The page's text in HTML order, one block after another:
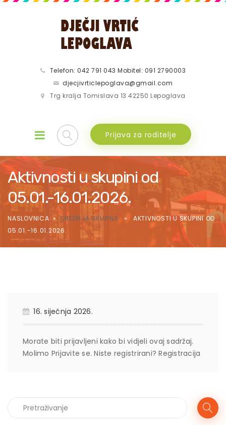
Telefon: 042 791 043 Mobitel: 091 2790003
djecjivrticlepoglava@gmail.com
Trg kralja Tomislava 13 42250 Lepoglava
Prijava za roditelje
Aktivnosti u skupini od
05.01.-16.01.2026.
NASLOVNICA»SREDNJA SKUPINA» AKTIVNOSTI U SKUPINI OD
05.01.-16.01.2026.
16. siječnja 2026.
Morate biti prijavljeni kako bi vidjeli ovaj sadržaj.
Molimo Prijavite se. Niste registrirani?Registracija